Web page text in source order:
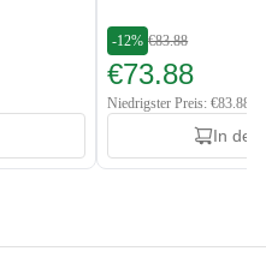
-12% €83.88
€73.88
Niedrigster Preis: €83.88
In den